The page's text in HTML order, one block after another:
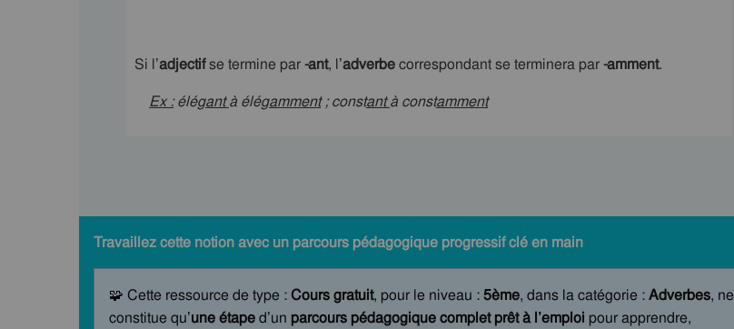
Si l’adjectifse termine par-ant, l’adverbecorrespondant se terminera par-amment.
Ex :élégantà élégamment; constantà constamment
Travaillez cette notion avec un parcours pédagogique progressif clé en main
🧩 Cette ressource de type :Cours gratuit, pour le niveau :5ème, dans la catégorie :Adverbes, ne
constitue qu’une étaped’un parcours pédagogique complet prêt à l’emploi pour apprendre,